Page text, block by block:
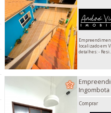
localizado em Viana O mesmo imóvel,
detalhes: -
Ingombota
Comprar